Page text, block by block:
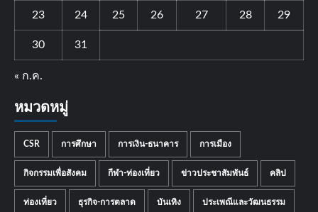
23 24 25 26 27 28 29
30 31
« ก.ค.
หมวดหมู่
CSR การศึกษา การเงิน-ธนาคาร การเมือง
กิจกรรมเพื่อสังคม กีฬา-ท่องเที่ยว ข่าวประชาสัมพันธ์ คลิป
ท่องเที่ยว ธุรกิจ-การตลาด บันเทิง ประเพณีและวัฒนธรรม